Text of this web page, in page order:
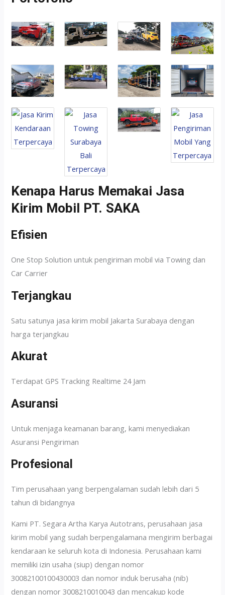
Kenapa Harus Memakai Jasa
Kirim Mobil PT. SAKA
Efisien
One Stop Solution untuk pengiriman mobil via Towing dan
Car Carrier
Terjangkau
Satu satunya jasa kirim mobil Jakarta Surabaya dengan
harga terjangkau
Akurat
Terdapat GPS Tracking Realtime 24 Jam
Asuransi
Untuk menjaga keamanan barang, kami menyediakan
Asuransi Pengiriman
Profesional
Tim perusahaan yang berpengalaman sudah lebih dari 5
tahun di bidangnya
Kami PT. Segara Artha Karya Autotrans, perusahaan jasa
kirim mobil yang sudah berpengalamana mengirim berbagai
kendaraan ke seluruh kota di Indonesia. Perusahaan kami
memiliki izin usaha (siup) dengan nomor
30082100100430003 dan nomor induk berusaha (nib)
dengan nomor 3008210010043 dan mencakup kode